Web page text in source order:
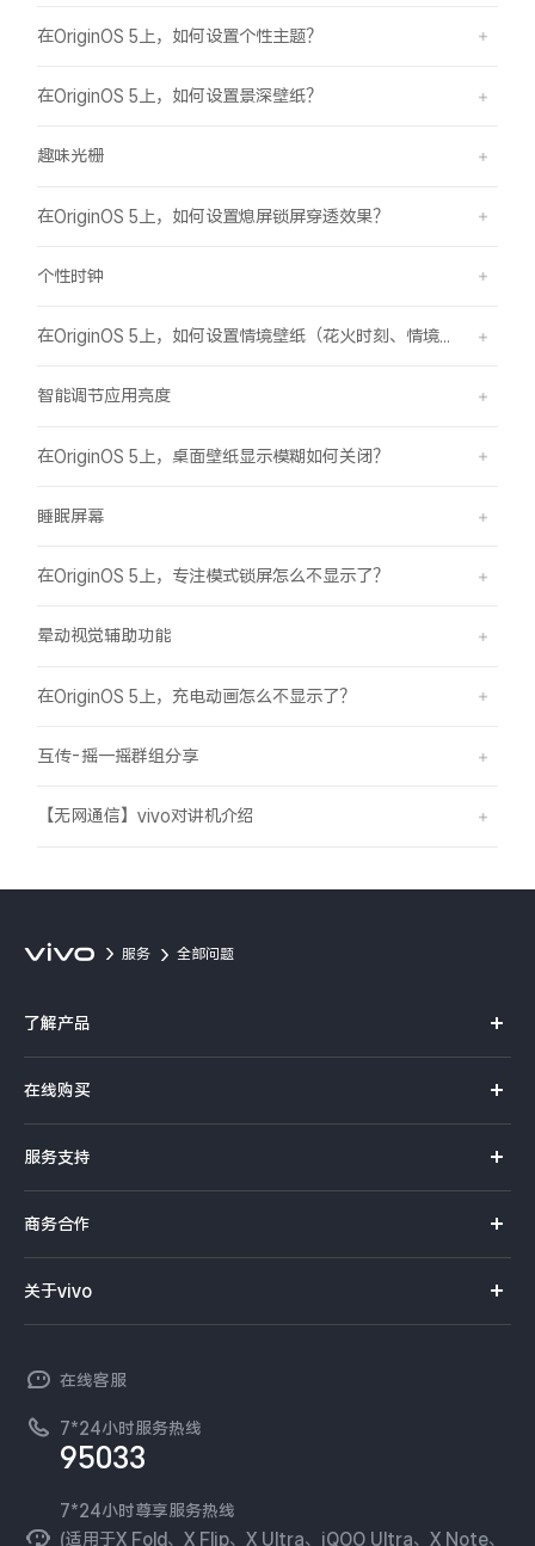
在OriginOS 5上，如何设置个性主题？
在OriginOS 5上，如何设置景深壁纸？
趣味光栅
在OriginOS 5上，如何设置熄屏锁屏穿透效果？
个性时钟
智能调节应用亮度
在OriginOS 5上，桌面壁纸显示模糊如何关闭？
睡眠屏幕
在OriginOS 5上，专注模式锁屏怎么不显示了？
晕动视觉辅助功能
在OriginOS 5上，充电动画怎么不显示了？
互传-摇一摇群组分享
【无网通信】vivo对讲机介绍
服务 全部问题
了解产品
S系列
Y系列
iQOO手机
T系列
NEX系列
在线购买
选购手机
选购配件
订单查询
服务支持
服务网点
查找手机
环保回收
安全公告
商务合作
开放平台
vivo 企业业务
廉正合规
国补营业执照
无线电发射设备销售备案
关于vivo
工作机会
新闻资讯
可持续发展
在线客服
7*24小时服务热线
95033
7*24小时尊享服务热线
(适用于X Fold、X Flip、X Ultra、iQOO Ultra、X Note、